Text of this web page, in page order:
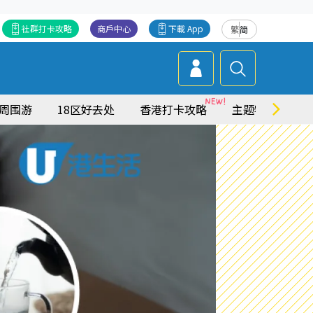
繁简
下載 App
商戶中心
社群打卡攻略
围游 18区好去处 香港打卡攻略 主题特集